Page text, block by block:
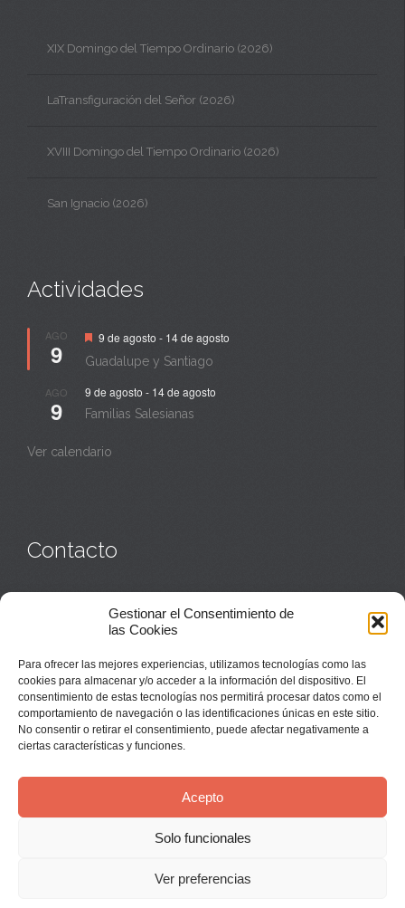
Gestionar el Consentimiento de
las Cookies
Para ofrecer las mejores experiencias, utilizamos tecnologías como las
cookies para almacenar y/o acceder a la información del dispositivo. El
consentimiento de estas tecnologías nos permitirá procesar datos como el
comportamiento de navegación o las identificaciones únicas en este sitio.
No consentir o retirar el consentimiento, puede afectar negativamente a
ciertas características y funciones.
Acepto
Solo funcionales
Ver preferencias
XIX Domingo del Tiempo Ordinario (2026)
LaTransfiguración del Señor (2026)
XVIII Domingo del Tiempo Ordinario (2026)
San Ignacio (2026)
Actividades
AGO
9
Destacado
9 de agosto - 14 de agosto
Guadalupe y Santiago
AGO
9
9 de agosto - 14 de agosto
Familias Salesianas
Ver calendario
Contacto
Monasterio:949 835 032
Casa de acogida:609 423 521o949 835 058
Parroquia y sacerdotes:949 835 111
Monasterio:monasterio@buenafuente.org
Información:informacion@buenafuente.org
Casa de acogida:acogida@buenafuente.org
Ángel Moreno:angel@buenafuente.org
© Buenafuente del Sistal 2025 |
↑